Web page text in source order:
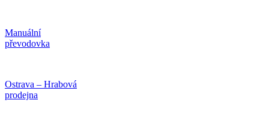
Manuální
převodovka
Ostrava – Hrabová
prodejna